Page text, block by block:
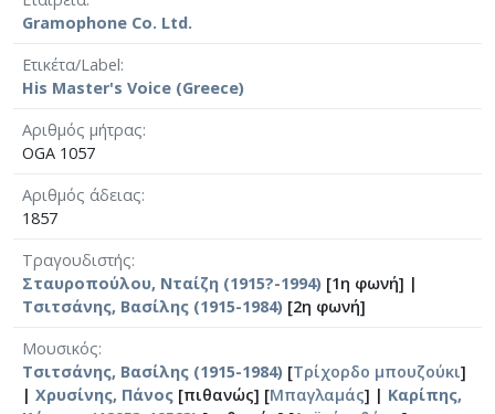
Gramophone Co. Ltd.
Ετικέτα/Label
His Master's Voice (Greece)
Αριθμός μήτρας
OGA 1057
Αριθμός άδειας
1857
Τραγουδιστής
Σταυροπούλου, Νταίζη (1915?-1994) [1η φωνή] |
Τσιτσάνης, Βασίλης (1915-1984) [2η φωνή]
Μουσικός
Τσιτσάνης, Βασίλης (1915-1984) [Τρίχορδο μπουζούκι]
| Χρυσίνης, Πάνος [πιθανώς] [Μπαγλαμάς] | Καρίπης,